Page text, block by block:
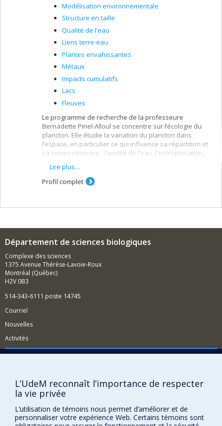
Modélisation environnementale
Structure en taille
Qualité de l'eau
Liens terre-eau
Plantes envahissantes
Métaux
Impacts cumulatifs
Lacs
Fleuves
Le programme de recherche de la professeure
Bernadette Pinel-Alloul se concentre sur l’écologie du
plancton. Elle étudie la variation du plancton dans
l’espace, en particulier ce qui influence sa répartition et
sa composition (ex. : l’acidité de l’eau, l'eutrophisation,
chaîne alimentaire). De façon plus appliquée, elle étudie
l’impact de l’environnement naturel et de l’être humain
sur ces organismes : coupes forestières, précipitations
eutrophisation des lacs, contamination aux métaux
Lire plus…
Profil complet
Département de sciences biologiques
Complexe des sciences
1375 Avenue Thérèse-Lavoie-Roux
Montréal (Québec)
H2V 0B3
514-343-6111 poste 14745
Courriel
Nouvelles
Activités
Comment soutenir le Département?
Plan du site
Signaler une erreur
Accessibilité
L’UdeM reconnaît l’importance de respecter
la vie privée
L’utilisation de témoins nous permet d’améliorer et de
personnaliser votre expérience Web. Certains témoins sont